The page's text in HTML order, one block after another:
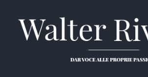
contenuto